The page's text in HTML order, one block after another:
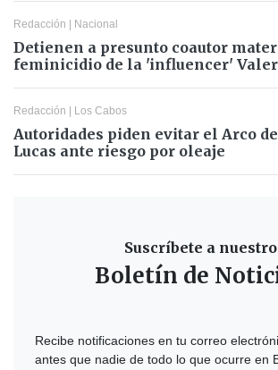
Redacción Nacional
Detienen a presunto coautor
feminicidio de la 'influencer'
Redacción Los Cabos
Autoridades piden evitar el Arco de
Lucas ante riesgo por oleaje
Suscríbete a nuestro
Boletín de
Recibe notificaciones en tu correo
antes que nadie de todo lo que ocurre en